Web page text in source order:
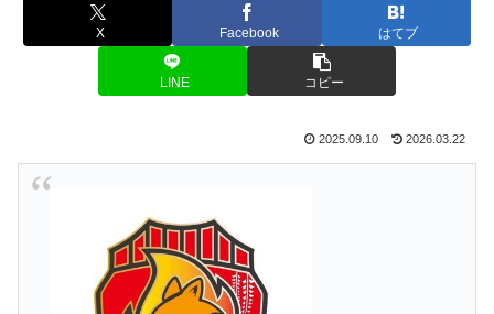
X Facebook はてブ
LINE コピー
2025.09.10 2026.03.22